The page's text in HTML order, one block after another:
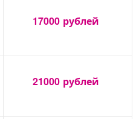
17000 рублей
21000 рублей